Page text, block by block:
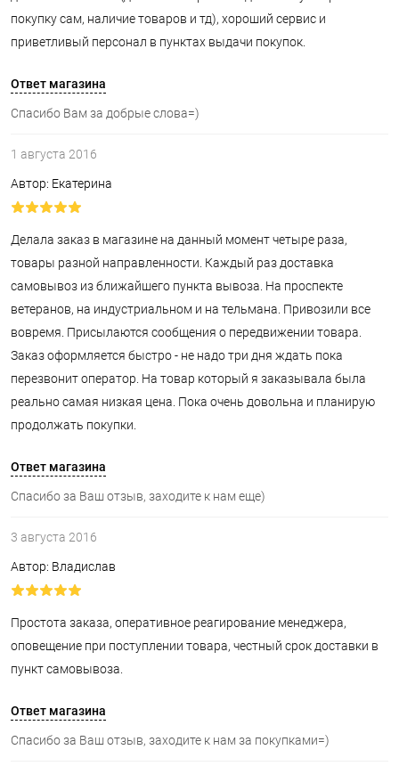
покупку сам, наличие товаров и тд), хороший сервис и
приветливый персонал в пунктах выдачи покупок.
Ответ магазина
Спасибо Вам за добрые слова=)
1 августа 2016
Автор: Екатерина
Делала заказ в магазине на данный момент четыре раза,
товары разной направленности. Каждый раз доставка
самовывоз из ближайшего пункта вывоза. На проспекте
ветеранов, на индустриальном и на тельмана. Привозили все
вовремя. Присылаются сообщения о передвижении товара.
Заказ оформляется быстро - не надо три дня ждать пока
перезвонит оператор. На товар который я заказывала была
реально самая низкая цена. Пока очень довольна и планирую
продолжать покупки.
Ответ магазина
Спасибо за Ваш отзыв, заходите к нам еще)
3 августа 2016
Автор: Владислав
Простота заказа, оперативное реагирование менеджера,
оповещение при поступлении товара, честный срок доставки в
пункт самовывоза.
Ответ магазина
Спасибо за Ваш отзыв, заходите к нам за покупками=)